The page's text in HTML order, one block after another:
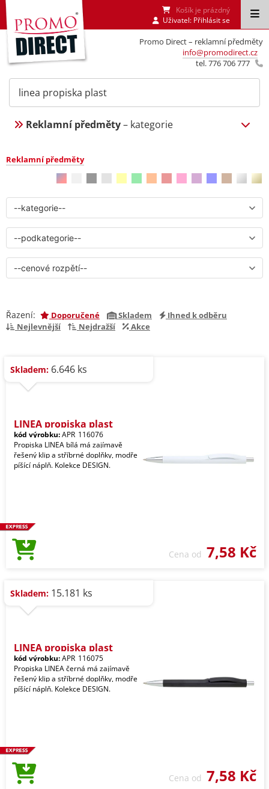
Promo Direct – reklamní předměty
info@promodirect.cz
tel. 776 706 777
Košík je prázdný
Uživatel: Přihlásit se
Reklamní předměty– kategorie
Reklamní předměty
Řazení: Doporučené Skladem
Ihned k odběru
Nejlevnější
Nejdražší Akce
Skladem: 6.646 ks
LINEA propiska plast
kód výrobku:APR_116076
Propiska LINEA bílá má zajímavě
řešený klip a stříbrné doplňky, modře
píšící náplň. Kolekce DESIGN.
Cena od 7,58 Kč
Skladem: 15.181 ks
LINEA propiska plast
kód výrobku:APR_116075
Propiska LINEA černá má zajímavě
řešený klip a stříbrné doplňky, modře
píšící náplň. Kolekce DESIGN.
Cena od 7,58 Kč